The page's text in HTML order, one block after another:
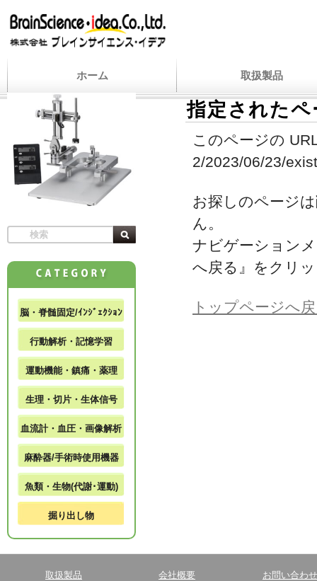
ホーム 取扱製品
指定された
このページの
2/2023/06/23/
お探しのページ
ん。
ナビゲーション
へ戻る』をクリ
トップページへ
脳・脊髄固定/ｲﾝｼﾞｪｸｼｮﾝ
行動解析・記憶学習
運動機能・鎮痛・薬理
生理・切片・生体信号
血流計・血圧・画像解析
麻酔器/手術時使用機器
魚類・生物(代謝･運動)
掘り出し物
取扱製品 会社概要 お問い合わせ